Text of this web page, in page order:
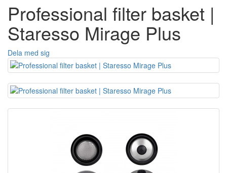
Professional filter basket |
Staresso Mirage Plus
Dela med sig